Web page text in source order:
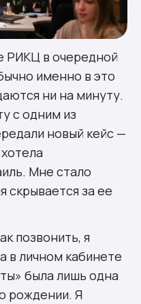
РИКЦ в очередной
именно в это
ни на минуту.
с одним из
новый кейс —
Мне стало
скрывается за ее
позвонить, я
в личном кабинете
была лишь одна
рождении. Я